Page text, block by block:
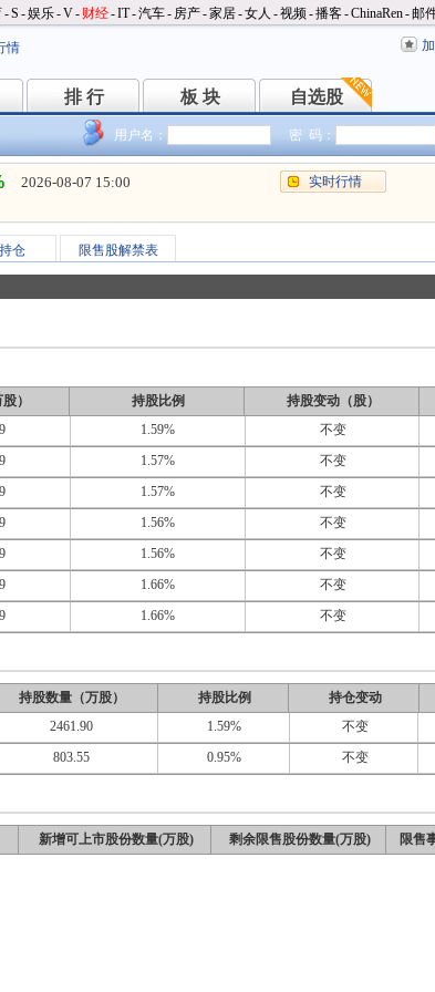
-S -娱乐-V- 财经-IT-汽车- 房产-家居-女人 -视频-播客-ChinaRen-邮
情
排 行
排 行 板 块
板 块 自选股
自选股
用户名： 密 码：
2026-08-07 15:00 实时行情
仓 限售股解禁表
） 持股比例 持股变动（股）
1.59% 不变
1.57% 不变
1.57% 不变
1.56% 不变
1.56% 不变
1.66% 不变
1.66% 不变
持股数量（万股） 持股比例 持仓变动
2461.90 1.59% 不变
803.55 0.95% 不变
新增可上市股份数量(万股) 剩余限售股份数量(万股) 限售